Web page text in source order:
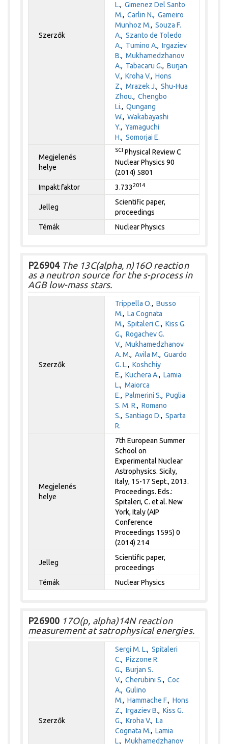
Szerzők
L.,Gimenez Del Santo
M.,Carlin N.,Gameiro
Munhoz M.,Souza F.
A.,Szanto de Toledo
A., Tumino A.,Irgaziev
B.,Mukhamedzhanov
A., Tabacaru G.,Burjan
V.,Kroha V.,Hons
Z.,Mrazek J.,Shu-Hua
Zhou.,Chengbo
Li.,Qungang
W.,Wakabayashi
Y.,Yamaguchi
H.,Somorjai E.
Megjelenés
helye
SCI Physical Review C
Nuclear Physics 90
(2014) 5801
Impakt faktor
3.733 2014
Jelleg
Scientific paper,
proceedings
Témák
Nuclear Physics
P26904The 13C(alpha, n)16O reaction
as a neutron source for the s-process in
AGB low-mass stars.
Szerzők
Trippella O.,Busso
M.,La Cognata
M.,Spitaleri C.,Kiss G.
G.,Rogachev G.
V.,Mukhamedzhanov
A. M.,Avila M.,Guardo
G. L.,Koshchiy
E.,Kuchera A.,Lamia
L.,Maiorca
E.,Palmerini S.,Puglia
S. M. R.,Romano
S.,Santiago D.,Sparta
R.
Megjelenés
helye
7th European Summer
School on
Experimental Nuclear
Astrophysics. Sicily,
Italy, 15-17 Sept., 2013.
Proceedings. Eds.:
Spitaleri, C. et al. New
York, Italy (AIP
Conference
Proceedings 1595) 0
(2014) 214
Jelleg
Scientific paper,
proceedings
Témák
Nuclear Physics
P26900 17O(p, alpha)14N reaction
measurement at satrophysical energies.
Szerzők
Sergi M. L.,Spitaleri
C.,Pizzone R.
G.,Burjan S.
V.,Cherubini S.,Coc
A.,Gulino
M.,Hammache F.,Hons
Z.,Irgaziev B.,Kiss G.
G.,Kroha V.,La
Cognata M.,Lamia
L.,Mukhamedzhanov